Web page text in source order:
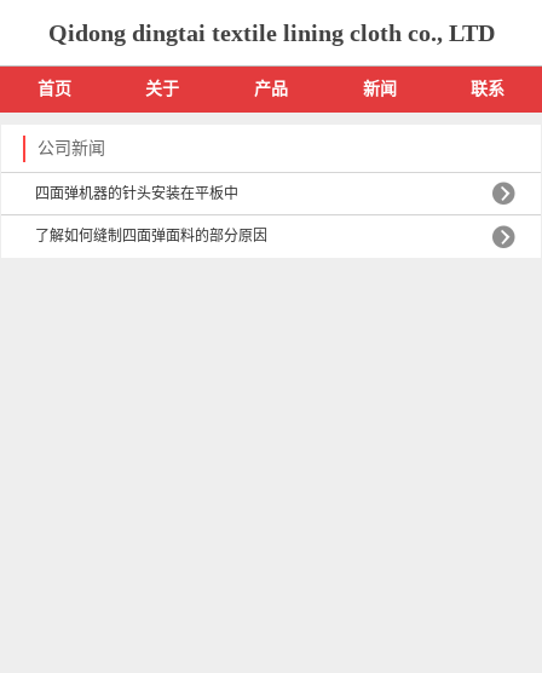
Qidong dingtai textile lining cloth co., LTD
首页 关于 产品 新闻 联系
公司新闻
四面弹机器的针头安装在平板中
了解如何缝制四面弹面料的部分原因